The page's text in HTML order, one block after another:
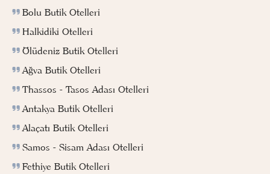
Bolu Butik Otelleri
Halkidiki Otelleri
Ölüdeniz Butik Otelleri
Ağva Butik Otelleri
Thassos - Tasos Adası Otelleri
Antakya Butik Otelleri
Alaçatı Butik Otelleri
Samos - Sisam Adası Otelleri
Fethiye Butik Otelleri